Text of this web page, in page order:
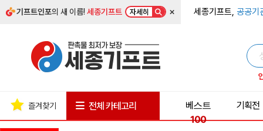
기프트인포의 새 이름!세종기프트 자세히 × 세종기프트, 공공기
즐겨찾기 전체 카테고리
베스트
100
기획전